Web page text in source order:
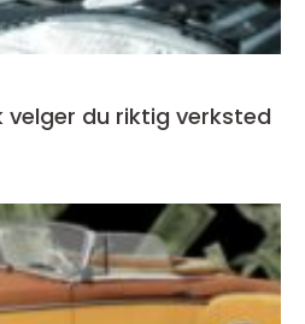
velger du riktig verksted